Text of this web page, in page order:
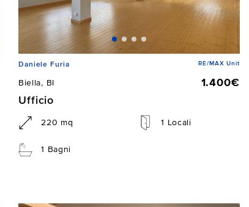
Daniele Furia RE/MAX Unit
Biella, BI
1.400€
Ufficio
220 mq 1 Locali
1 Bagni